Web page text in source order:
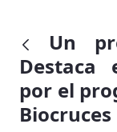
Un
Destaca
por el